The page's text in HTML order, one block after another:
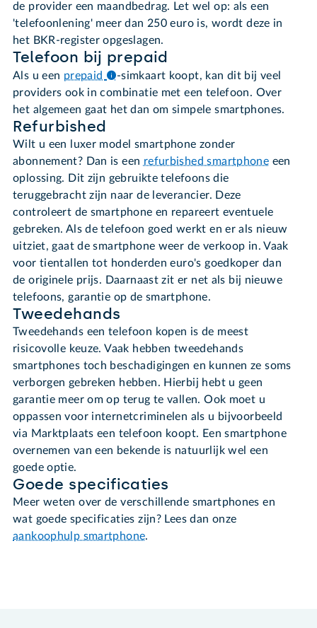
de provider een maandbedrag. Let wel op: als een
'telefoonlening' meer dan 250 euro is, wordt deze in
het BKR-register opgeslagen.
Telefoon bij prepaid
Als u een prepaid
-simkaart koopt, kan dit bij veel
providers ook in combinatie met een telefoon. Over
het algemeen gaat het dan om simpele smartphones.
Refurbished
Wilt u een luxer model smartphone zonder
abonnement? Dan is een refurbished smartphone een
oplossing. Dit zijn gebruikte telefoons die
teruggebracht zijn naar de leverancier. Deze
controleert de smartphone en repareert eventuele
gebreken. Als de telefoon goed werkt en er als nieuw
uitziet, gaat de smartphone weer de verkoop in. Vaak
voor tientallen tot honderden euro's goedkoper dan
de originele prijs. Daarnaast zit er net als bij nieuwe
telefoons, garantie op de smartphone.
Tweedehands
Tweedehands een telefoon kopen is de meest
risicovolle keuze. Vaak hebben tweedehands
smartphones toch beschadigingen en kunnen ze soms
verborgen gebreken hebben. Hierbij hebt u geen
garantie meer om op terug te vallen. Ook moet u
oppassen voor internetcriminelen als u bijvoorbeeld
via Marktplaats een telefoon koopt. Een smartphone
overnemen van een bekende is natuurlijk wel een
goede optie.
Goede specificaties
Meer weten over de verschillende smartphones en
wat goede specificaties zijn? Lees dan onze
aankoophulp smartphone.